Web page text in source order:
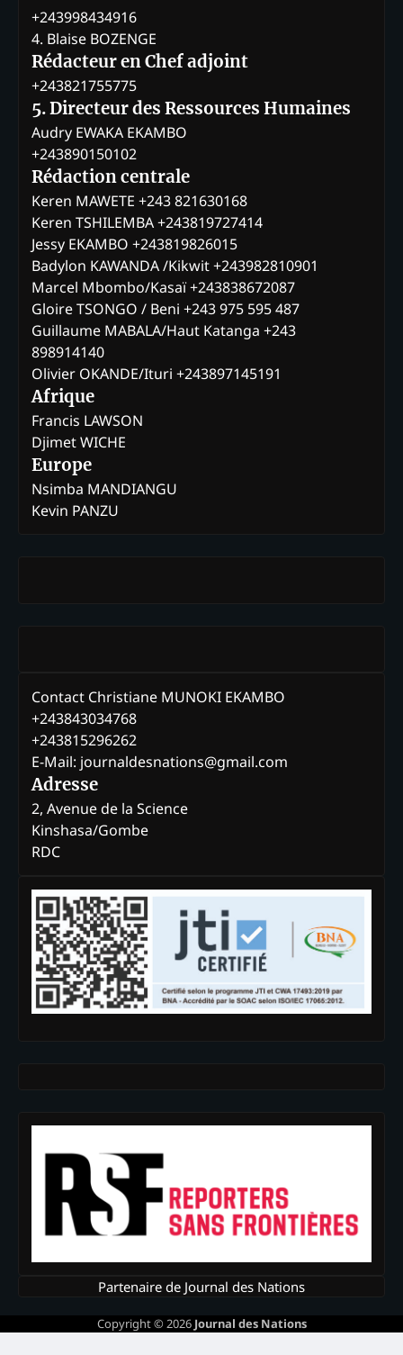
+243998434916
4. Blaise BOZENGE
Rédacteur en Chef adjoint
+243821755775
5. Directeur des Ressources Humaines
Audry EWAKA EKAMBO
+243890150102
Rédaction centrale
Keren MAWETE +243 821630168
Keren TSHILEMBA +243819727414
Jessy EKAMBO +243819826015
Badylon KAWANDA /Kikwit +243982810901
Marcel Mbombo/Kasaï +243838672087
Gloire TSONGO / Beni +243 975 595 487
Guillaume MABALA/Haut Katanga +243
898914140
Olivier OKANDE/Ituri +243897145191
Afrique
Francis LAWSON
Djimet WICHE
Europe
Nsimba MANDIANGU
Kevin PANZU
Contact Christiane MUNOKI EKAMBO
+243843034768
+243815296262
E-Mail: journaldesnations@gmail.com
Adresse
2, Avenue de la Science
Kinshasa/Gombe
RDC
Partenaire de Journal des Nations
Copyright © 2026 Journal des Nations